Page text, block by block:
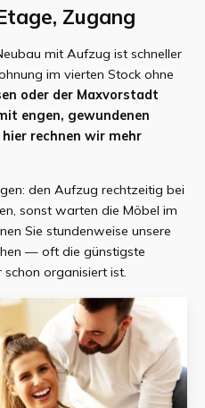
Zugang
mit Aufzug ist schneller
im vierten Stock ohne
oder der Maxvorstadt
engen, gewundenen
rechnen wir mehr
den Aufzug rechtzeitig bei
sonst warten die Möbel im
Sie stundenweise unsere
— oft die günstigste
organisiert ist.